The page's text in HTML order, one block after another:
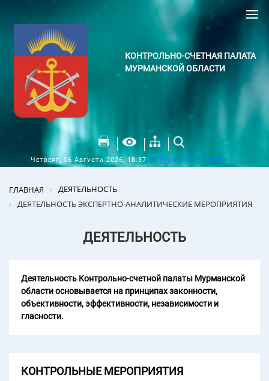
КОНТРОЛЬНО-СЧЕТНАЯ ПАЛАТА
МУРМАНСКОЙ ОБЛАСТИ
Четверг, 06 Августа 2026, 18:37 Погода в Мурманске
ГЛАВНАЯ
ДЕЯТЕЛЬНОСТЬ
ДЕЯТЕЛЬНОСТЬ ЭКСПЕРТНО-АНАЛИТИЧЕСКИЕ МЕРОПРИЯТИЯ
ДЕЯТЕЛЬНОСТЬ
Деятельность Контрольно-счетной палаты Мурманской
области основывается на принципах законности,
объективности, эффективности, независимости и
гласности.
КОНТРОЛЬНЫЕ МЕРОПРИЯТИЯ